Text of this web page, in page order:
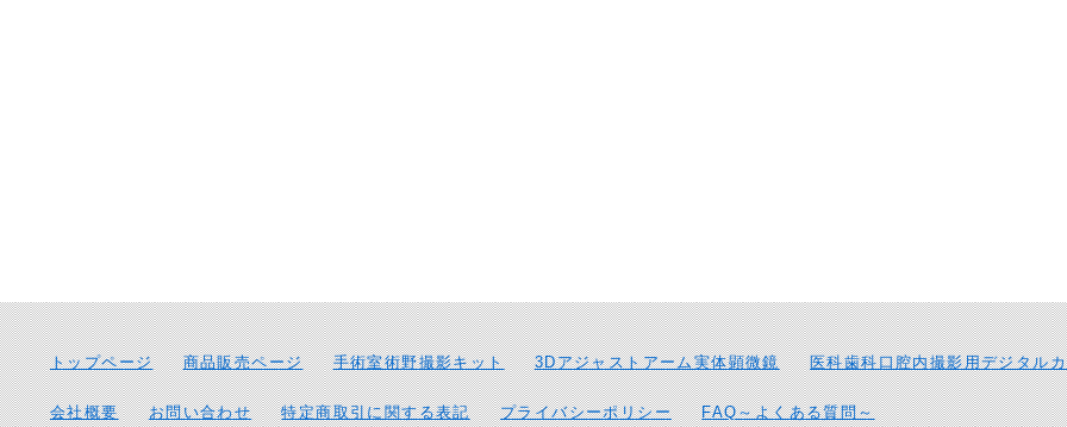
トップページ 商品販売ページ 手術室術野撮影キット 3Dアジャストアーム実体顕微鏡 医科歯科口腔内撮影用デジタル
会社概要 お問い合わせ 特定商取引に関する表記 プライバシーポリシー FAQ～よくある質問～